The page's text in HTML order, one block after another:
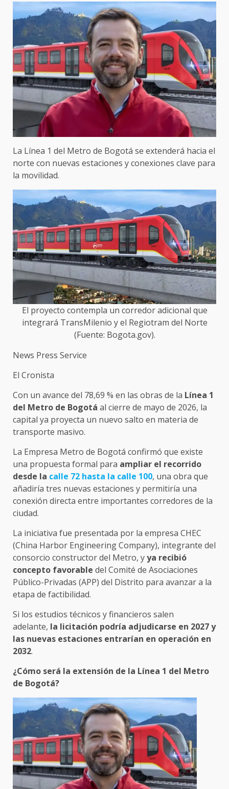
La Línea 1 del Metro de Bogotá se extenderá hacia el
norte con nuevas estaciones y conexiones clave para
la movilidad.
El proyecto contempla un corredor adicional que
integrará TransMilenio y el Regiotram del Norte
(Fuente: Bogota.gov).
News Press Service
El Cronista
Con un avance del 78,69 % en las obras de la Línea 1
del Metro de Bogotá al cierre de mayo de 2026, la
capital ya proyecta un nuevo salto en materia de
transporte masivo.
La Empresa Metro de Bogotá confirmó que existe
una propuesta formal para ampliar el recorrido
desde la calle 72 hasta la calle 100, una obra que
añadiría tres nuevas estaciones y permitiría una
conexión directa entre importantes corredores de la
ciudad.
La iniciativa fue presentada por la empresa CHEC
(China Harbor Engineering Company), integrante del
consorcio constructor del Metro, yya recibió
concepto favorable del Comité de Asociaciones
Público-Privadas (APP) del Distrito para avanzar a la
etapa de factibilidad.
Si los estudios técnicos y financieros salen
adelante, la licitación podría adjudicarse en 2027 y
las nuevas estaciones entrarían en operación en
2032.
¿Cómo será la extensión de la Línea 1 del Metro
de Bogotá?